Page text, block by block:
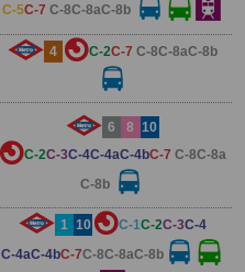
C-5C-7 C-8C-8aC-8b
4 C-2C-7 C-8C-8aC-8b
6 8 10
C-2C-3C-4C-4aC-4bC-7 C-8C-8a
C-8b
1 10 C-1C-2C-3C-4
C-4aC-4bC-7C-8C-8aC-8b